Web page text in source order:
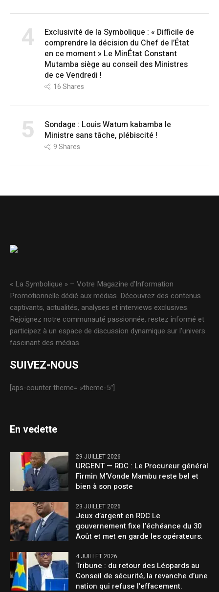
4
Exclusivité de la Symbolique : « Difficile de
comprendre la décision du Chef de l’État
en ce moment » Le MinÉtat Constant
Mutamba siège au conseil des Ministres
de ce Vendredi !
16Shares
5
Sondage : Louis Watum kabamba le
Ministre sans tâche, plébiscité !
9Shares
« La Symbolique » – Votre Magazine d’Information
Promotionnelle dédié aux médias. Découvrez des contenus
captivants, actualités, analyses et interviews exclusives.
Rejoignez notre communauté passionnée, restez informé et
participez à un espace de discussion dynamique sur l’univers
fascinant des médias.
SUIVEZ-NOUS
[aps-counter theme= »theme-5″]
En vedette
29 JUILLET 2026
URGENT — RDC : Le Procureur général
Firmin M’Vonde Mambu reste bel et
bien à son poste
23 JUILLET 2026
Jeux d’argent en RDC Le
gouvernement fixe l’échéance du 30
Août et met en garde les opérateurs.
4 JUILLET 2026
Tribune : du retour des Léopards au
Conseil de sécurité, la revanche d’une
nation qui refuse l’effacement.